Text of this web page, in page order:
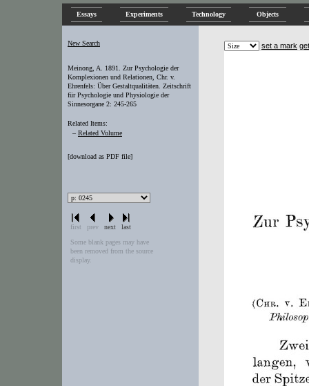
Essays Experiments Technology Objects
New Search
Meinong, A. 1891. Zur Psychologie der
Komplexionen und Relationen, Chr. v.
Ehrenfels: Über Gestaltqualitäten. Zeitschrift
für Psychologie und Physiologie der
Sinnesorgane 2: 245-265
Related Items:
– Related Volume
[download as PDF file]
first prev next
last
Some blank pages may have
been removed from the source
display.
set a mark